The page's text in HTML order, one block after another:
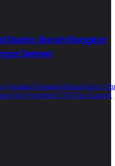
Dunia, Buruh Bongkar
Semen